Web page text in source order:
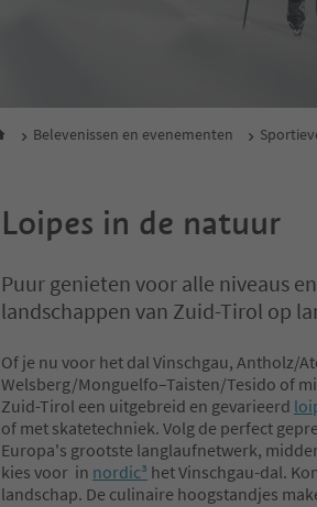
Belevenissen en evenementen
Loipes in de natuur
Puur genieten voor alle niveaus
landschappen van Zuid-Tirol op
Of je nu voor het dal Vinschgau, Antholz/
Welsberg/Monguelfo–Taisten/Tesido of
Zuid-Tirol een uitgebreid en gevarieerd
of met skatetechniek. Volg de perfect
Europa's grootste langlaufnetwerk,
kies voor in nordic³ het Vinschgau-dal.
landschap. De culinaire hoogstandjes